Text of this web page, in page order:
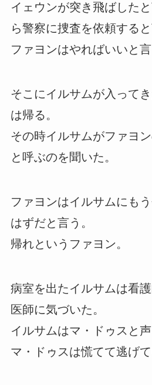
イェウンが突き飛ばした
ら警察に捜査を依頼すると
ファヨンはやればいいと言
そこにイルサムが入って
は帰る。
その時イルサムがファヨ
と呼ぶのを聞いた。
ファヨンはイルサムにも
はずだと言う。
帰れというファヨン。
病室を出たイルサムは看
医師に気づいた。
イルサムはマ・ドゥスと声
マ・ドゥスは慌てて逃げて